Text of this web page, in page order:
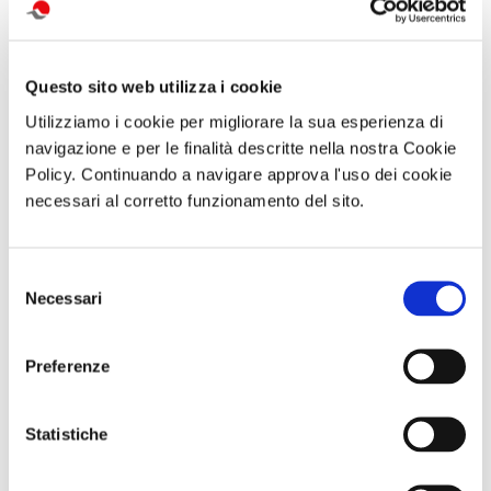
Questo sito web utilizza i cookie
Utilizziamo i cookie per migliorare la sua esperienza di
navigazione e per le finalità descritte nella nostra Cookie
Policy. Continuando a navigare approva l'uso dei cookie
necessari al corretto funzionamento del sito.
delNecessari
Preferenze
Statistiche
CONTRO COPERTINA
Mujeres verticales: Amelia
Mujeres verticales: Marie